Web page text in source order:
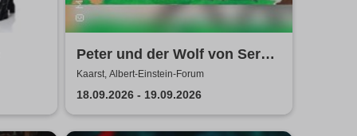
Peter und der Wolf von Sergei
Prokofiev | Konzert für
Gehörlose und Hörende
Kaarst, Albert-Einstein-Forum
18.09.2026 - 19.09.2026